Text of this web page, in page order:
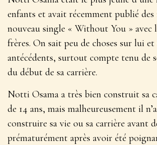
enfants et avait récemment publié des
nouveau single « Without You » avec
frères. On sait peu de choses sur lui et
antécédents, surtout compte tenu de
du début de sa carrière.
Notti Osama a très bien construit sa
de 14 ans, mais malheureusement il
construire sa vie ou sa carrière avant
prématurément après avoir été